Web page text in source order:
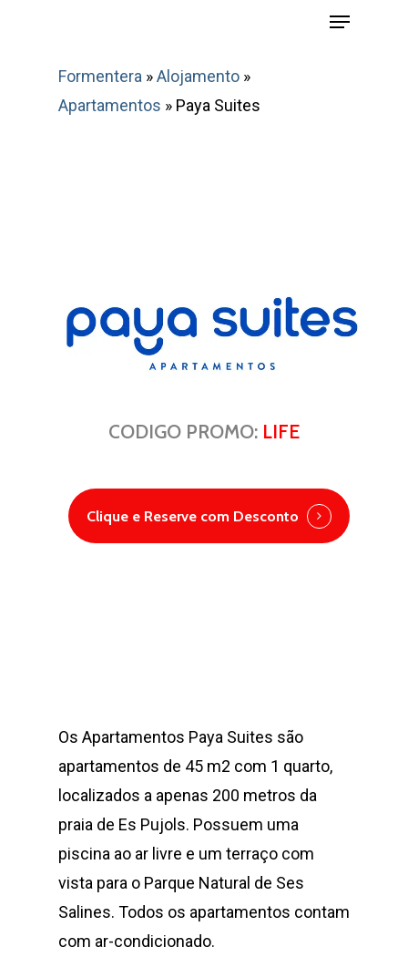
Menu
Formentera »Alojamento »
Apartamentos » Paya Suites
CODIGO PROMO: LIFE
Clique e Reserve com Desconto
Os Apartamentos Paya Suites são
apartamentos de 45 m2 com 1 quarto,
localizados a apenas 200 metros da
praia de Es Pujols. Possuem uma
piscina ao ar livre e um terraço com
vista para o Parque Natural de Ses
Salines. Todos os apartamentos contam
com ar-condicionado.